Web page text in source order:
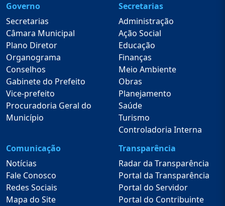
Governo
Secretarias
Câmara Municipal
Plano Diretor
Organograma
Conselhos
Gabinete do Prefeito
Vice-prefeito
Procuradoria Geral do
Município
Secretarias
Administração
Ação Social
Educação
Finanças
Meio Ambiente
Obras
Planejamento
Saúde
Turismo
Controladoria Interna
Comunicação
Notícias
Fale Conosco
Redes Sociais
Mapa do Site
Transparência
Radar da Transparência
Portal da Transparência
Portal do Servidor
Portal do Contribuinte